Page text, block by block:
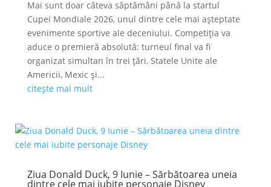
Mai sunt doar câteva săptămâni până la startul
Cupei Mondiale 2026, unul dintre cele mai așteptate
evenimente sportive ale deceniului. Competiția va
aduce o premieră absolută: turneul final va fi
organizat simultan în trei țări, Statele Unite ale
Americii, Mexic și...
citește mai mult
Ziua Donald Duck, 9 Iunie – Sărbătoarea uneia
dintre cele mai iubite personaje Disney